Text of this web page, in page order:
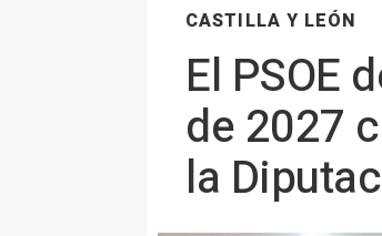
CASTILLA Y LEÓN
El PSOE
de 2027
la